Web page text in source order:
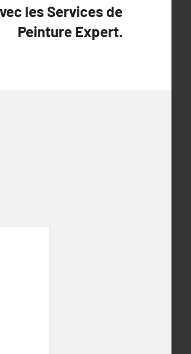
les Services de
Peinture Expert.